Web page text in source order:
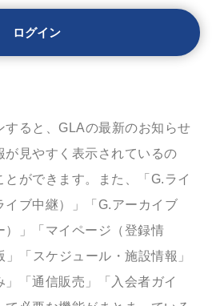
すると、GLAの最新のお知らせ
が見やすく表示されているの
ができます。また、「G.ライ
イブ中継）」「G.アーカイブ
）」「マイページ（登録情
「スケジュール・施設情報」
」「通信販売」「入会者ガイ